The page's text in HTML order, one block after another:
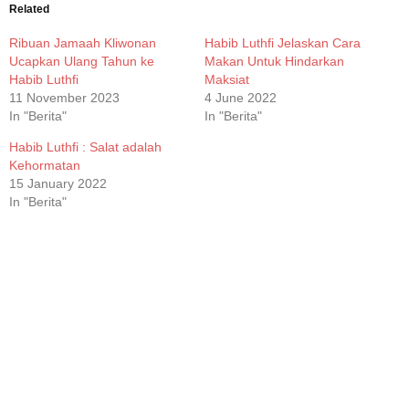
new
Related
Ribuan Jamaah Kliwonan
Ucapkan Ulang Tahun ke
Habib Luthfi
11 November 2023
In "Berita"
Habib Luthfi Jelaskan Cara
Makan Untuk Hindarkan
Maksiat
4 June 2022
In "Berita"
Habib Luthfi : Salat adalah
Kehormatan
15 January 2022
In "Berita"